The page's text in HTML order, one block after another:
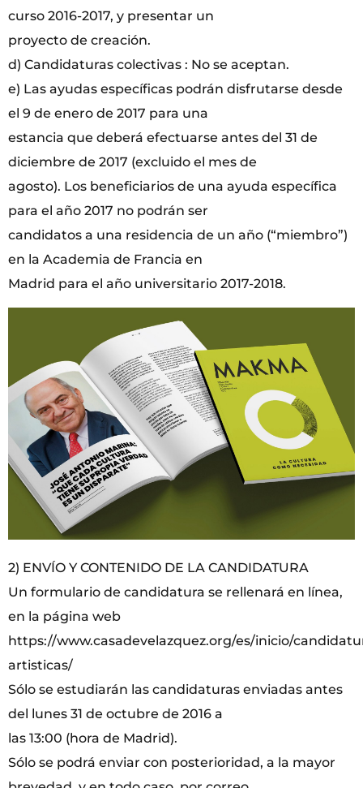
curso 2016-2017, y presentar un
proyecto de creación.
d) Candidaturas colectivas : No se aceptan.
e) Las ayudas específicas podrán disfrutarse desde
el 9 de enero de 2017 para una
estancia que deberá efectuarse antes del 31 de
diciembre de 2017 (excluido el mes de
agosto). Los beneficiarios de una ayuda específica
para el año 2017 no podrán ser
candidatos a una residencia de un año (“miembro”)
en la Academia de Francia en
Madrid para el año universitario 2017-2018.
2) ENVÍO Y CONTENIDO DE LA CANDIDATURA
Un formulario de candidatura se rellenará en línea,
en la página web
https://www.casadevelazquez.org/es/inicio/
artisticas/
Sólo se estudiarán las candidaturas enviadas antes
del lunes 31 de octubre de 2016 a
las 13:00 (hora de Madrid).
Sólo se podrá enviar con posterioridad, a la mayor